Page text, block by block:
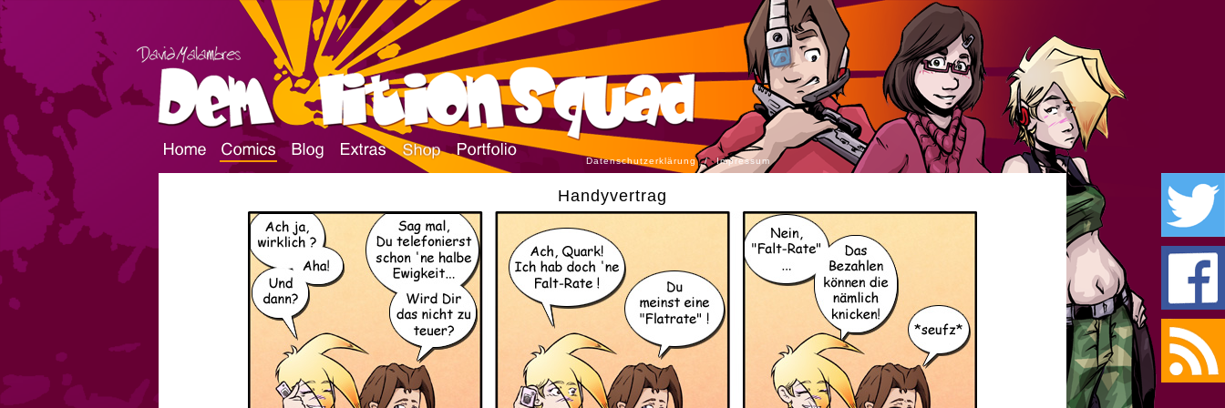
Datenschutzerklärung / Impressum
Handyvertrag